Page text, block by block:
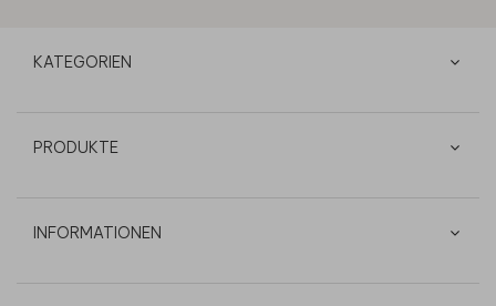
KATEGORIEN
PRODUKTE
INFORMATIONEN